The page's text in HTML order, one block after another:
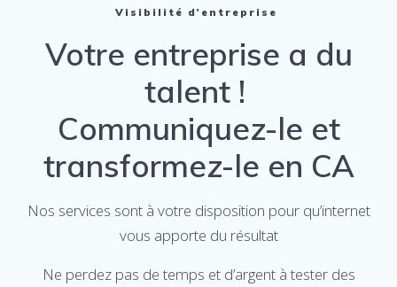
Visibilité d’entreprise
Votre entreprise a du
talent !
Communiquez-le et
transformez-le en CA
Nos services sont à votre disposition pour qu’internet
vous apporte du résultat
Ne perdez pas de temps et d’argent à tester des